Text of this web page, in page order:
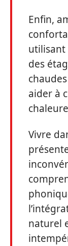
Enfin,
utilisant
des
aider à
Vivre
naturel